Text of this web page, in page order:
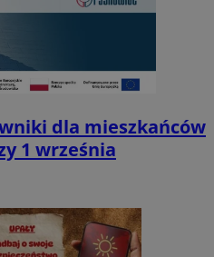
dla mieszkańców
1 września